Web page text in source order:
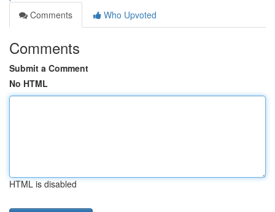
Comments
Who Upvoted
Comments
Submit a Comment
No HTML
HTML is disabled